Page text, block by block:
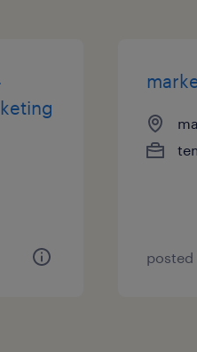
posted